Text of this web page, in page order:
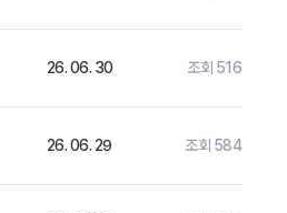
26. 06. 30 조회 516
26. 06. 29 조회 584